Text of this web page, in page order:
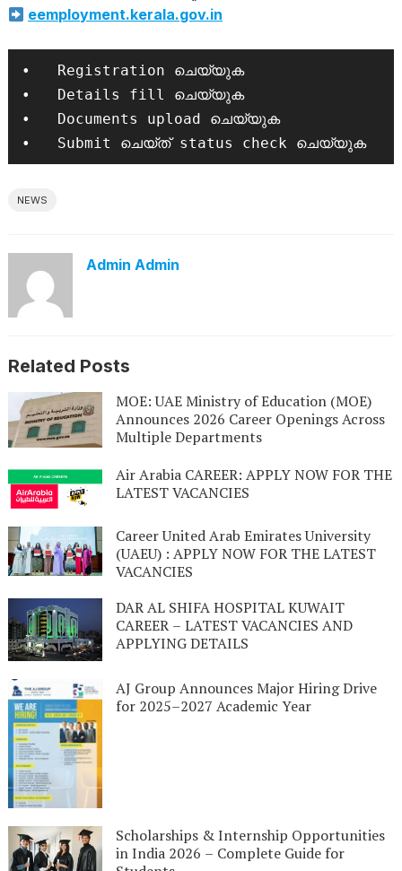
eemployment.kerala.gov.in
•   Registration ചെയ്യുക
•   Details fill ചെയ്യുക
•   Documents upload ചെയ്യുക
•   Submit ചെയ്ത് status check ചെയ്യുക
NEWS
Admin Admin
Related Posts
MOE: UAE Ministry of Education (MOE)
Announces 2026 Career Openings Across
Multiple Departments
Air Arabia CAREER: APPLY NOW FOR THE
LATEST VACANCIES
Career United Arab Emirates University
(UAEU) : APPLY NOW FOR THE LATEST
VACANCIES
DAR AL SHIFA HOSPITAL KUWAIT
CAREER – LATEST VACANCIES AND
APPLYING DETAILS
AJ Group Announces Major Hiring Drive
for 2025–2027 Academic Year
Scholarships & Internship Opportunities
in India 2026 – Complete Guide for